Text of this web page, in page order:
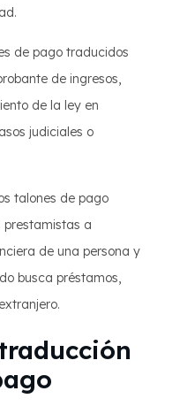
de pago traducidos
de ingresos,
de la ley en
judiciales o
talones de pago
a
de una persona y
busca préstamos,